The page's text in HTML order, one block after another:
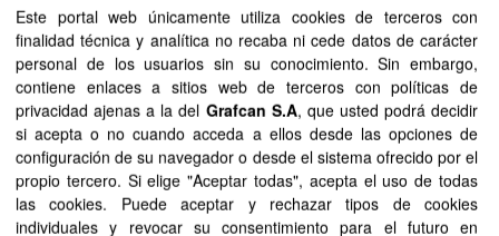
Aprobación Definitiva...
Aprobación Definitiva...
Aprobación Definitiva...
Aprobación Definitiva...
Aprobación Definitiva...
Este portal web únicamente utiliza cookies de terceros con
finalidad técnica y analítica no recaba ni cede datos de carácter
personal de los usuarios sin su conocimiento. Sin embargo,
contiene enlaces a sitios web de terceros con políticas de
privacidad ajenas a la del Grafcan S.A, que usted podrá decidir
si acepta o no cuando acceda a ellos desde las opciones de
configuración de su navegador o desde el sistema ofrecido por el
propio tercero. Si elige "Aceptar todas", acepta el uso de todas
las cookies. Puede aceptar y rechazar tipos de cookies
individuales y revocar su consentimiento para el futuro en